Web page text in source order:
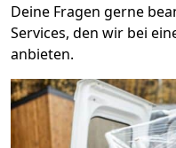
Deine Fragen gerne
Services, den wir bei
anbieten.